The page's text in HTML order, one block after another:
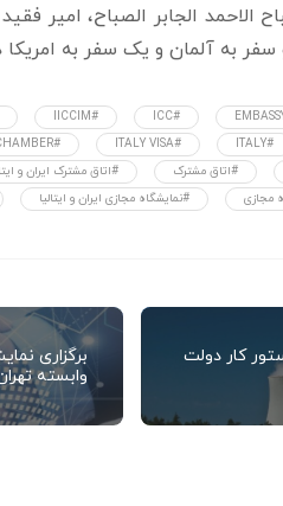
سپتامبر 2020 و پس از صباح الاحمد الجابر
#ICC
#IICCIM
#ITALY
#ITALY VISA
#JOIN CHAMBER
#اتاق مشترک #اتاق مشترک ایران و
مجازی #نمایشگاه مجازی ایران و ایتالیا
برگزاری
وابسته
کار دولت